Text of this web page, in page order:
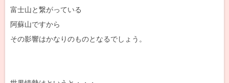
富士山と繋がっている
阿蘇山ですから
その影響はかなりのものとなるでしょう。